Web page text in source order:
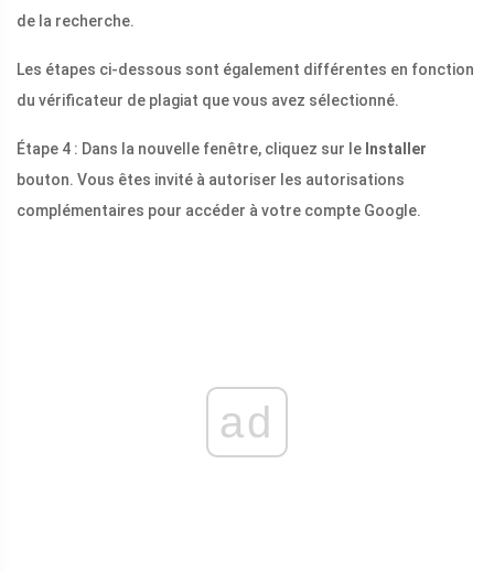
de la recherche.
Les étapes ci-dessous sont également différentes en fonction
du vérificateur de plagiat que vous avez sélectionné.
Étape 4 : Dans la nouvelle fenêtre, cliquez sur le Installer
bouton. Vous êtes invité à autoriser les autorisations
complémentaires pour accéder à votre compte Google.
ad